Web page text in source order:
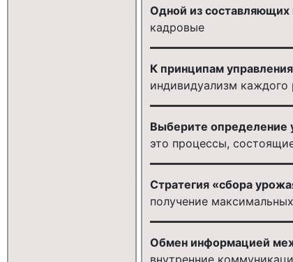
Одной из
кадровые
К принципам
индивидуализм каждого
Выберите определение
это процессы,
Стратегия «сбора
получение
Обмен информацией
внутренние